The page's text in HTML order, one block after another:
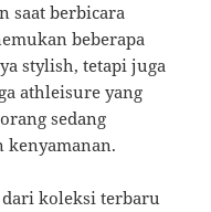
saat berbicara
beberapa
stylish, tetapi juga
athleisure yang
sedang
kenyamanan.
dari koleksi terbaru